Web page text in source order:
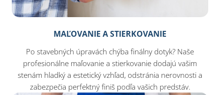
MAĽOVANIE A STIERKOVANIE
Po stavebných úpravách chýba finálny dotyk? Naše
profesionálne maľovanie a stierkovanie dodajú vašim
stenám hladký a estetický vzhľad, odstránia nerovnosti a
zabezpečia perfektný finiš podľa vašich predstáv.